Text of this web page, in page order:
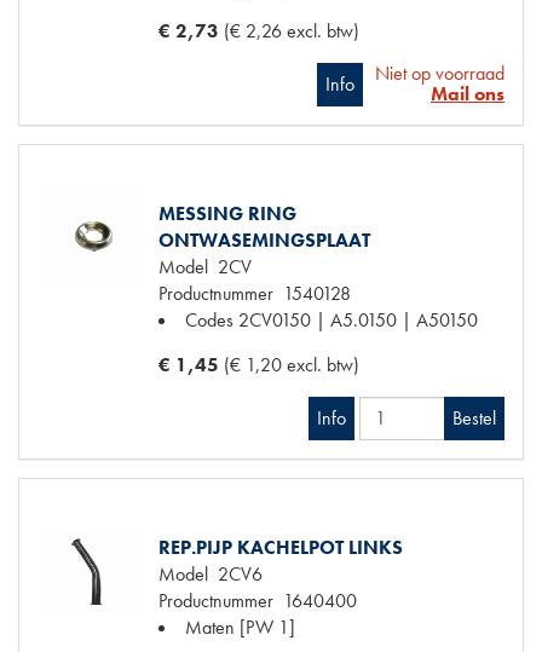
€ 2,73 (€ 2,26 excl. btw)
Info
Niet op voorraad
Mail ons
MESSING RING
ONTWASEMINGSPLAAT
Model 2CV
Productnummer 1540128
Codes 2CV0150 | A5.0150 | A50150
€ 1,45 (€ 1,20 excl. btw)
Info Bestel
REP.PIJP KACHELPOT LINKS
Model 2CV6
Productnummer 1640400
Maten [PW 1]